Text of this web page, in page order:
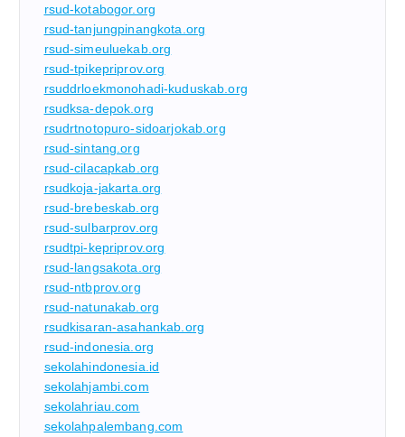
rsud-kotabogor.org
rsud-tanjungpinangkota.org
rsud-simeuluekab.org
rsud-tpikepriprov.org
rsuddrloekmonohadi-kuduskab.org
rsudksa-depok.org
rsudrtnotopuro-sidoarjokab.org
rsud-sintang.org
rsud-cilacapkab.org
rsudkoja-jakarta.org
rsud-brebeskab.org
rsud-sulbarprov.org
rsudtpi-kepriprov.org
rsud-langsakota.org
rsud-ntbprov.org
rsud-natunakab.org
rsudkisaran-asahankab.org
rsud-indonesia.org
sekolahindonesia.id
sekolahjambi.com
sekolahriau.com
sekolahpalembang.com